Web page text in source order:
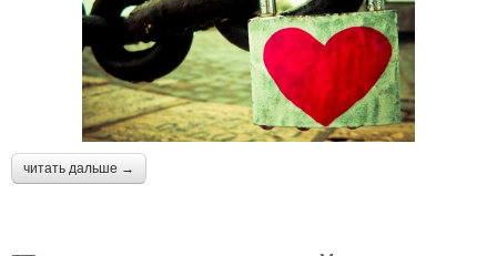
читать дальше →